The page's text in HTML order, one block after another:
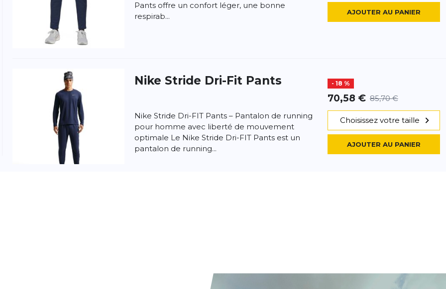
la politique de confidentialité et
Pants offre un confort léger, une bonne
respirab...
AJOUTER AU PANIER
Nike Stride Dri-Fit Pants - 18 %
70,58 € 85,70 €
Nike Stride Dri-FIT Pants – Pantalon de running
pour homme avec liberté de mouvement
optimale Le Nike Stride Dri-FIT Pants est un
pantalon de running...
Choisissez votre taille
AJOUTER AU PANIER
AJOUTER AU PANIER